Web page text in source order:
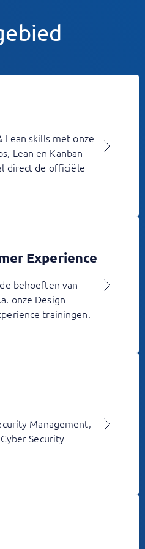
skills met onze
Lean en Kanban
direct de officiële
Experience
behoeften van
onze Design
trainingen.
Management,
Security